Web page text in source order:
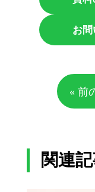
お
« 前
関連